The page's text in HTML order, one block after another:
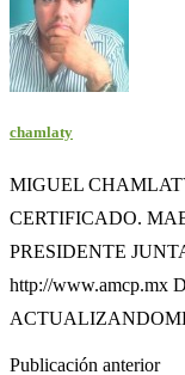
chamlaty
MIGUEL
CERTIFICADO.
PRESIDENTE
http://www.amcp.mx
Publicación anterior